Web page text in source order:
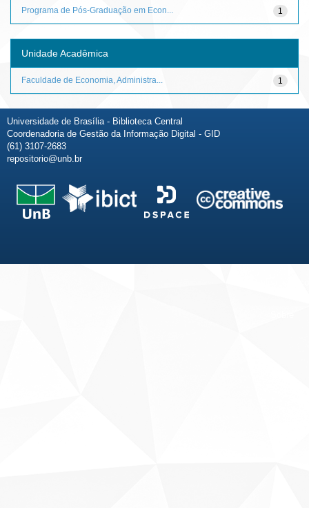
1
Programa de Pós-Graduação em Econ...
Unidade Acadêmica
1
Faculdade de Economia, Administra...
Universidade de Brasília - Biblioteca Central
Coordenadoria de Gestão da Informação Digital - GID
(61) 3107-2683
repositorio@unb.br